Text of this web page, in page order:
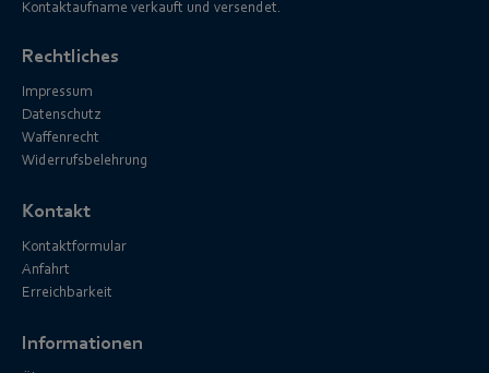
Kontaktaufname verkauft und versendet.
Rechtliches
Impressum
Datenschutz
Waffenrecht
Widerrufsbelehrung
Kontakt
Kontaktformular
Anfahrt
Erreichbarkeit
Informationen